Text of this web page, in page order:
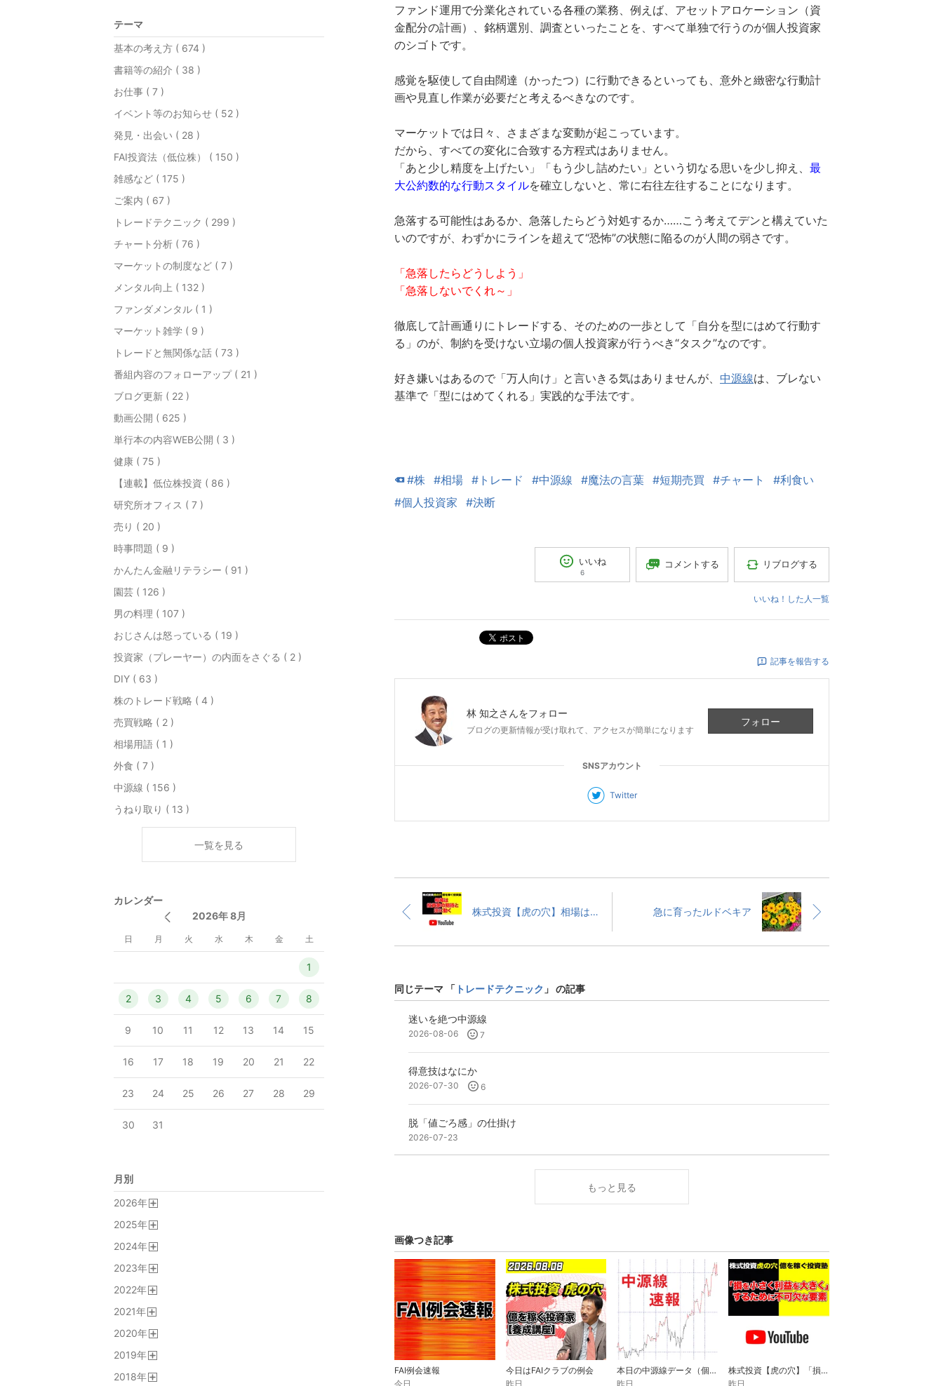
ファンド運用で分業化されている各種の業務、例えば、アセットアロケーション（資
金配分の計画）、銘柄選別、調査といったことを、すべて単独で行うのが個人投資家
のシゴトです。
感覚を駆使して自由闊達（かったつ）に行動できるといっても、意外と緻密な行動計
画や見直し作業が必要だと考えるべきなのです。
マーケットでは日々、さまざまな変動が起こっています。
だから、すべての変化に合致する方程式はありません。
「あと少し精度を上げたい」「もう少し詰めたい」という切なる思いを少し抑え、 最
大公約数的な行動スタイルを確立しないと、常に右往左往することになります。
急落する可能性はあるか、急落したらどう対処するか……こう考えてデンと構えていた
いのですが、わずかにラインを超えて“恐怖”の状態に陥るのが人間の弱さです。
「急落したらどうしよう」
「急落しないでくれ～」
徹底して計画通りにトレードする、そのための一歩として「自分を型にはめて行動す
る」のが、制約を受けない立場の個人投資家が行うべき“タスク”なのです。
好き嫌いはあるので「万人向け」と言いきる気はありませんが、 中源線は、ブレない
基準で「型にはめてくれる」実践的な手法です。
#株 #相場 #トレード #中源線 #魔法の言葉 #短期売買 #チャート
#利食い
#個人投資家
#決断
いいね
6
コメントする リブログする
いいね！した人一覧
ポスト
記事を報告する
林 知之さんをフォロー
ブログの更新情報が受け取れて、アクセスが簡単になります
フォロー
SNSアカウント
Twitter
株式投資【虎の穴】相場は、投資家の期待と逆に動く 急に育ったルドベキア
同じテーマ 「 トレードテクニック 」 の記事
迷いを絶つ中源線
2026-08-06 7
得意技はなにか
2026-07-30 6
脱「値ごろ感」の仕掛け
2026-07-23
もっと見る
画像つき記事
FAI例会速報
今日
今日はFAIクラブの例会
昨日
本日の中源線データ（個別株統計）
昨日
株式投資【虎の穴】「損を小さく利益を大きく」するために不可欠な要素
昨日
テーマ
基本の考え方 ( 674 )
書籍等の紹介 ( 38 )
お仕事 ( 7 )
イベント等のお知らせ ( 52 )
発見・出会い ( 28 )
FAI投資法（低位株） ( 150 )
雑感など ( 175 )
ご案内 ( 67 )
トレードテクニック ( 299 )
チャート分析 ( 76 )
マーケットの制度など ( 7 )
メンタル向上 ( 132 )
ファンダメンタル ( 1 )
マーケット雑学 ( 9 )
トレードと無関係な話 ( 73 )
番組内容のフォローアップ ( 21 )
ブログ更新 ( 22 )
動画公開 ( 625 )
単行本の内容WEB公開 ( 3 )
健康 ( 75 )
【連載】低位株投資 ( 86 )
研究所オフィス ( 7 )
売り ( 20 )
時事問題 ( 9 )
かんたん金融リテラシー ( 91 )
園芸 ( 126 )
男の料理 ( 107 )
おじさんは怒っている ( 19 )
投資家（プレーヤー）の内面をさぐる ( 2 )
DIY ( 63 )
株のトレード戦略 ( 4 )
売買戦略 ( 2 )
相場用語 ( 1 )
外食 ( 7 )
中源線 ( 156 )
うねり取り ( 13 )
一覧を見る
カレンダー
2026年 8月
日 月 火 水 木 金 土
1
2 3 4 5 6 7 8
9 10 11 12 13 14 15
16 17 18 19 20 21 22
23 24 25 26 27 28 29
30 31
月別
2026年
2025年
2024年
2023年
2022年
2021年
2020年
2019年
2018年